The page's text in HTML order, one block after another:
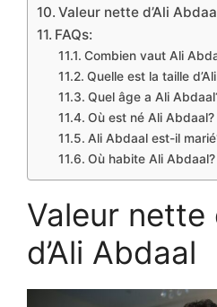
Valeur nette d’Ali
FAQs:
Combien vaut Ali
Quelle est la taille
Quel âge a Ali
Où est né Ali Abdaal?
Ali Abdaal est-il
Où habite Ali Abdaal?
Valeur nette
d’Ali Abdaal